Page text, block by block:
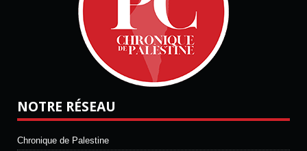
NOTRE RÉSEAU
Chronique de Palestine